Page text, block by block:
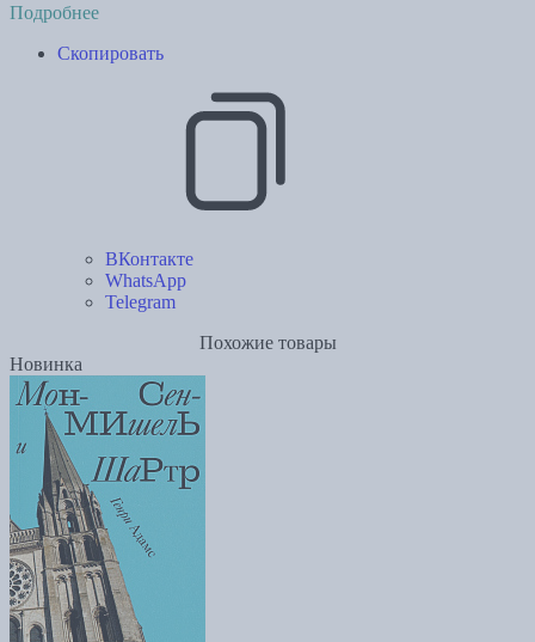
Подробнее
Скопировать
ВКонтакте
WhatsApp
Telegram
Похожие товары
Новинка